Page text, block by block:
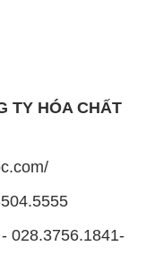
TY HÓA CHẤT
028.3756.1841-